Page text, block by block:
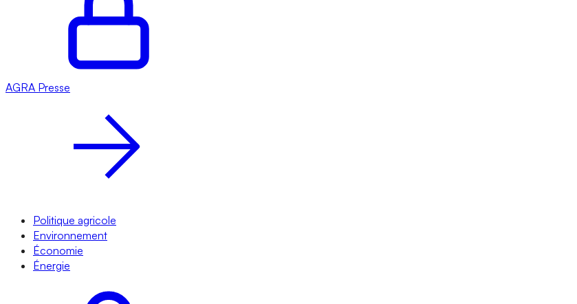
AGRA Presse
Politique agricole
Environnement
Économie
Énergie